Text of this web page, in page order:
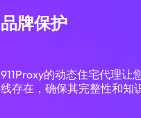
品牌保护
911Proxy的动态住宅代理让
线存在，确保其完整性和知